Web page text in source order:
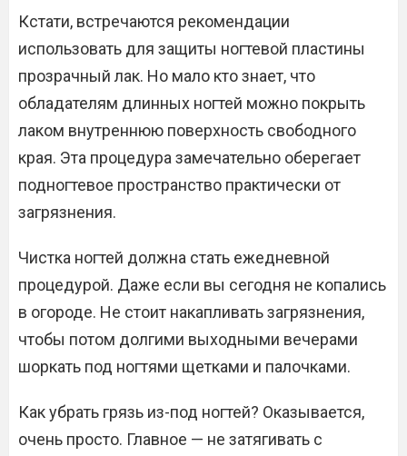
Кстати, встречаются рекомендации
использовать для защиты ногтевой пластины
прозрачный лак. Но мало кто знает, что
обладателям длинных ногтей можно покрыть
лаком внутреннюю поверхность свободного
края. Эта процедура замечательно оберегает
подногтевое пространство практически от
загрязнения.
Чистка ногтей должна стать ежедневной
процедурой. Даже если вы сегодня не копались
в огороде. Не стоит накапливать загрязнения,
чтобы потом долгими выходными вечерами
шоркать под ногтями щетками и палочками.
Как убрать грязь из-под ногтей? Оказывается,
очень просто. Главное — не затягивать с